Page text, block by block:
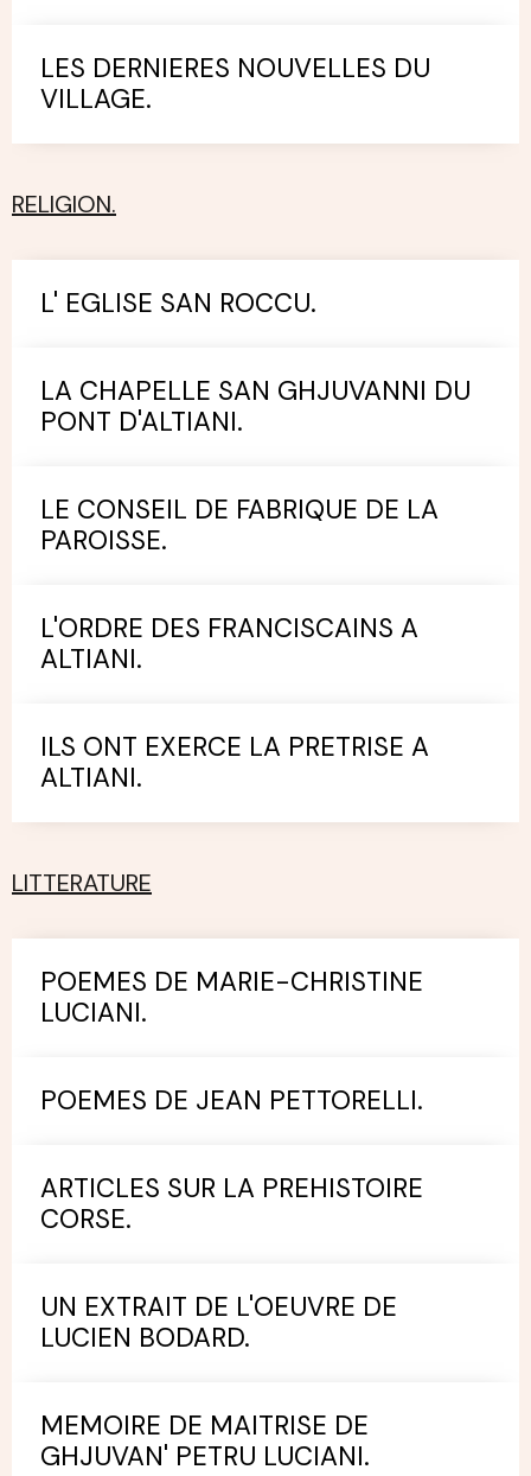
LES DERNIERES NOUVELLES DU
VILLAGE.
RELIGION.
L' EGLISE SAN ROCCU.
LA CHAPELLE SAN GHJUVANNI DU
PONT D'ALTIANI.
LE CONSEIL DE FABRIQUE DE LA
PAROISSE.
L'ORDRE DES FRANCISCAINS A
ALTIANI.
ILS ONT EXERCE LA PRETRISE A
ALTIANI.
LITTERATURE
POEMES DE MARIE-CHRISTINE
LUCIANI.
POEMES DE JEAN PETTORELLI.
ARTICLES SUR LA PREHISTOIRE
CORSE.
UN EXTRAIT DE L'OEUVRE DE
LUCIEN BODARD.
MEMOIRE DE MAITRISE DE
GHJUVAN' PETRU LUCIANI.